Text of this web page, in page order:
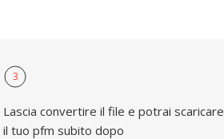
3
Lascia convertire il file e potrai scaricare
il tuo pfm subito dopo